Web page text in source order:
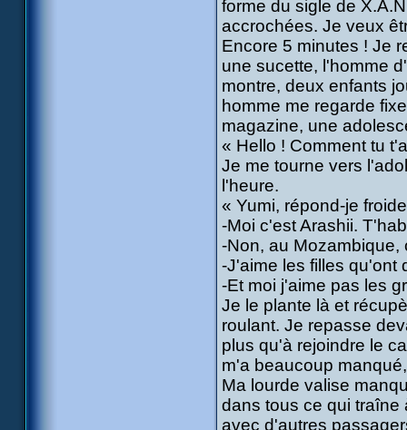
forme du sigle de
accrochées. Je veux
Encore 5 minutes ! Je
une sucette, l'homme
montre, deux enfants
homme me regarde
magazine, une
« Hello ! Comment tu
Je me tourne vers
l'heure.
« Yumi, répond-je
-Moi c'est Arashii.
-Non, au Mozambique,
-J'aime les filles qu'ont
-Et moi j'aime pas les
Je le plante là et
roulant. Je repasse
plus qu'à rejoindre le
m'a beaucoup
Ma lourde valise
dans tous ce qui traîne
avec d'autres